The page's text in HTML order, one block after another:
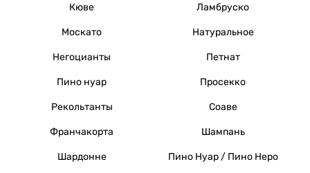
Кюве Ламбруско
Москато Натуральное
Негоцианты Петнат
Пино нуар Просекко
Рекольтанты Соаве
Франчакорта Шампань
Шардонне Пино Нуар / Пино Неро